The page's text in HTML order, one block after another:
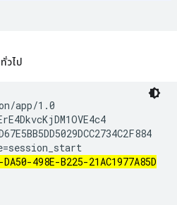
วไป
app/1.0
498E-B225-21AC1977A85D